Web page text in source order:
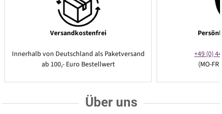
Versandkostenfrei
Innerhalb von Deutschland als Paketversand
ab 100,- Euro Bestellwert
+49 (0)
(MO-
Über uns